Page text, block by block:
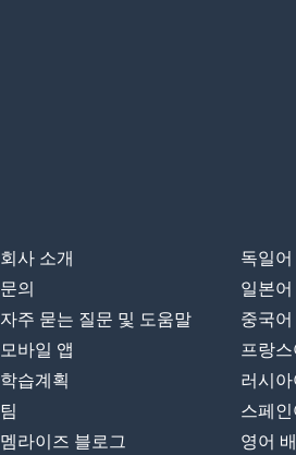
회사 소개
문의
자주 묻는 질문 및 도움말
모바일 앱
학습계획
팀
멤라이즈 블로그
독일
일본
중국
프랑
러시
스페
영어